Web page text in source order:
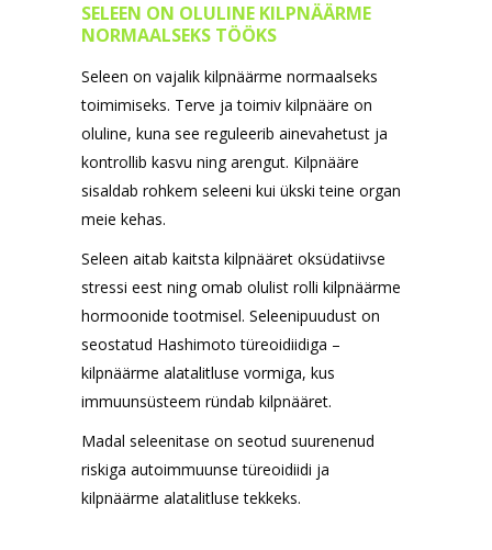
SELEEN ON OLULINE KILPNÄÄRME
NORMAALSEKS TÖÖKS
Seleen on vajalik kilpnäärme normaalseks
toimimiseks. Terve ja toimiv kilpnääre on
oluline, kuna see reguleerib ainevahetust ja
kontrollib kasvu ning arengut. Kilpnääre
sisaldab rohkem seleeni kui ükski teine organ
meie kehas.
Seleen aitab kaitsta kilpnääret oksüdatiivse
stressi eest ning omab olulist rolli kilpnäärme
hormoonide tootmisel. Seleenipuudust on
seostatud Hashimoto türeoidiidiga –
kilpnäärme alatalitluse vormiga, kus
immuunsüsteem ründab kilpnääret.
Madal seleenitase on seotud suurenenud
riskiga autoimmuunse türeoidiidi ja
kilpnäärme alatalitluse tekkeks.